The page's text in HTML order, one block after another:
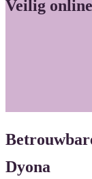
e
t
Veilig
Dyona